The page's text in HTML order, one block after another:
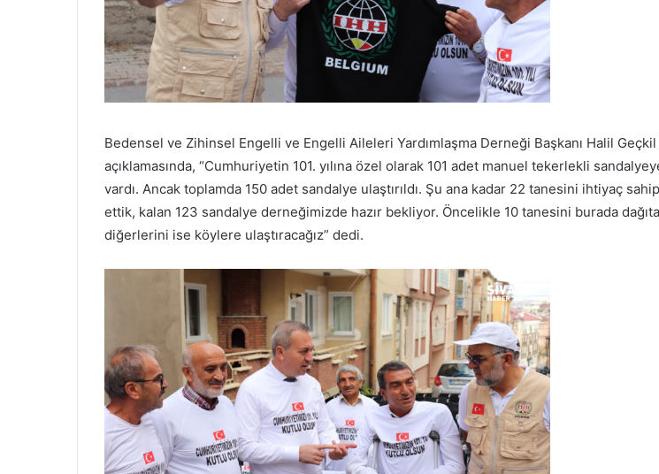
Bedensel ve Zihinsel Engelli ve Engelli Aileleri Yardımlaşma Derneği Başkanı Halil
açıklamasında, “Cumhuriyetin 101. yılına özel olarak 101 adet manuel tekerlekli
vardı. Ancak toplamda 150 adet sandalye ulaştırıldı. Şu ana kadar 22 tanesini ihtiyaç
ettik, kalan 123 sandalye derneğimizde hazır bekliyor. Öncelikle 10 tanesini burada
diğerlerini ise köylere ulaştıracağız” dedi.